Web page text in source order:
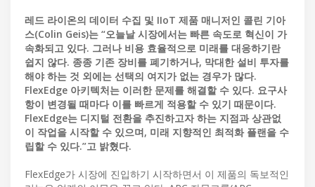
레드 라이온의 데이터 수집 및 IIoT 제품 매니저인 콜린 기아
스(Colin Geis)는 “오늘날 시장에서는 빠른 속도로 혁신이 가
속화되고 있다. 그러나 비용 효율적으로 미래를 대응하기란
쉽지 않다. 종종 기존 장비를 폐기하거나, 막대한 설비 투자를
해야 하는 것 외에는 선택의 여지가 없는 경우가 많다.
FlexEdge 아키텍처는 이러한 문제를 해결할 수 있다. 요구사
항이 변경될 때마다 이를 빠르게 적용할 수 있기 때문이다.
FlexEdge는 디지털 전환을 추진하고자 하는 지점과 상관없
이 작업을 시작할 수 있으며, 미래 지향적인 최적화 플랜을 수
립할 수 있다.”고 밝혔다.
FlexEdge가 시장에 진입하기 시작하면서 이 제품의 독보적인